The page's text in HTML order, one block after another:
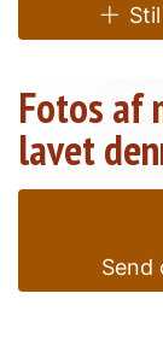
Fotos af
lavet
Send